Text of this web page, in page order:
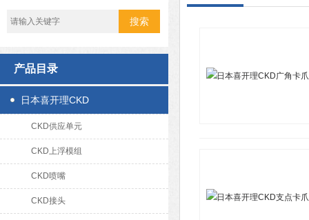
产品目录
日本喜开理CKD
CKD供应单元
CKD上浮模组
CKD喷嘴
CKD接头